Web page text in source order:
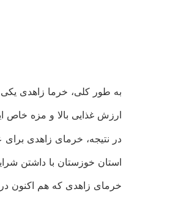
به طور کلی، خرما زاهدی
ارزش غذایی بالا و مزه خاص
در نتیجه، خرمای زاهدی
استان خوزستان با داشتن
خرمای زاهدی که هم اکنون